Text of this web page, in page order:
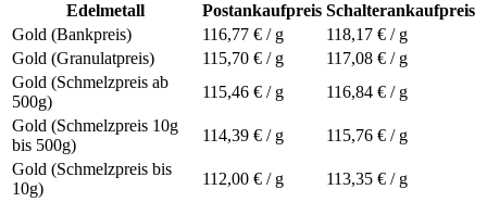
Edelmetall
Postankaufpreis Schalterankaufpreis
Gold (Bankpreis)
116,77 € / g 118,17 € / g
Gold (Granulatpreis)
115,70 € / g 117,08 € / g
Gold (Schmelzpreis ab
500g)
115,46 € / g 116,84 € / g
Gold (Schmelzpreis 10g
bis 500g)
114,39 € / g 115,76 € / g
Gold (Schmelzpreis bis
10g)
112,00 € / g 113,35 € / g